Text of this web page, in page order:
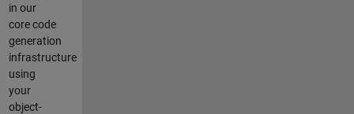
in our
core code
generation
infrastructure
using
your
object-